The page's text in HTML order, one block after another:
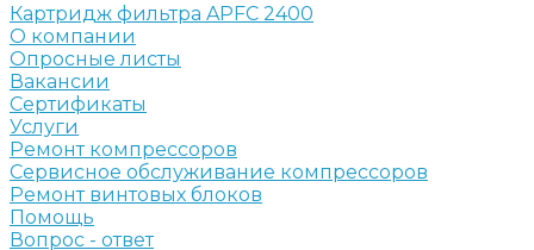
Картридж фильтра APFC 2400
О компании
Опросные листы
Вакансии
Сертификаты
Услуги
Ремонт компрессоров
Сервисное обслуживание компрессоров
Ремонт винтовых блоков
Помощь
Вопрос - ответ